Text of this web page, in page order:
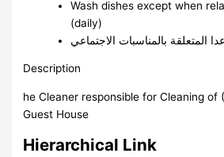
Wash dishes except when
(daily)
المتعلقة بالمناسبات الاجتماعي
Description
he Cleaner responsible for Cleaning of
Guest House
Hierarchical Link